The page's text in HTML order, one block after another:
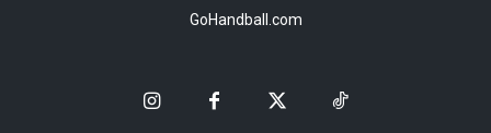
GoHandball.com